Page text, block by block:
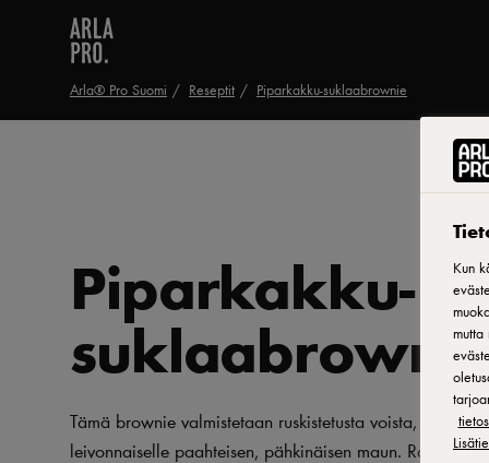
Arla® Pro Suomi Reseptit Piparkakku-suklaabrownie
Piparkakku-
Tämä brownie valmistetaan ruskistetusta voista, mikä
leivonnaiselle paahteisen, pähkinäisen maun. Rahkasta
Kun